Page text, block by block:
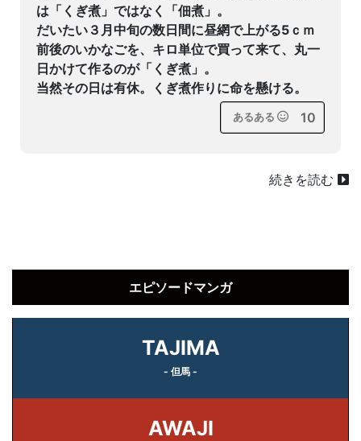
は「くぎ煮」ではなく「佃煮」。
だいたい３月中旬の数日間に昼網で上がる5ｃｍ
前後のいかなごを、キロ単位で買って来て、丸一
日かけて作るのが「くぎ煮」。
当然その日は有休。くぎ煮作りに命を懸ける。
あるある 10
続きを読む
エピソードマンガ
TAJIMA
- 但馬 -
AWAJI